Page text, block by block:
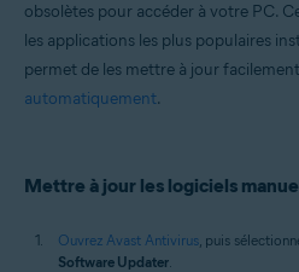
obsolètes pour accéder à votre PC.
les applications les plus populaires
permet de les mettre à jour
automatiquement.
Mettre à jour les logiciels
Ouvrez Avast Antivirus, puis
Software Updater.